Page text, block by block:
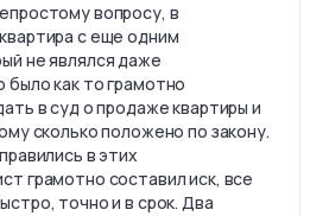
вопросу, в
с еще одним
не являлся даже
как то грамотно
в суд о продаже квартиры и
сколько положено по закону.
в этих
грамотно составил иск, все
точно и в срок. Два